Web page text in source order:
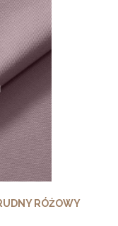
RÓŻOWY